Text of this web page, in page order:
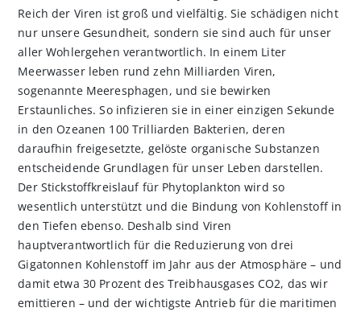
Reich der Viren ist groß und vielfältig. Sie schädigen nicht
nur unsere Gesundheit, sondern sie sind auch für unser
aller Wohlergehen verantwortlich. In einem Liter
Meerwasser leben rund zehn Milliarden Viren,
sogenannte Meeresphagen, und sie bewirken
Erstaunliches. So infizieren sie in einer einzigen Sekunde
in den Ozeanen 100 Trilliarden Bakterien, deren
daraufhin freigesetzte, gelöste organische Substanzen
entscheidende Grundlagen für unser Leben darstellen.
Der Stickstoffkreislauf für Phytoplankton wird so
wesentlich unterstützt und die Bindung von Kohlenstoff in
den Tiefen ebenso. Deshalb sind Viren
hauptverantwortlich für die Reduzierung von drei
Gigatonnen Kohlenstoff im Jahr aus der Atmosphäre – und
damit etwa 30 Prozent des Treibhausgases CO2, das wir
emittieren – und der wichtigste Antrieb für die maritimen